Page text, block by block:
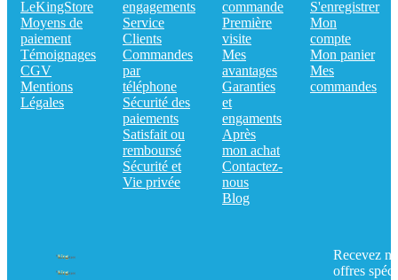
LeKingStore
Moyens de
paiement
Témoignages
CGV
Mentions
Légales
engagements
Service
Clients
Commandes
par
téléphone
Sécurité des
paiements
Satisfait ou
remboursé
Sécurité et
Vie privée
commande
Première
visite
Mes
avantages
Garanties
et
engaments
Après
mon achat
Contactez-
nous
Blog
S'enregistrer
Mon
compte
Mon panier
Mes
commandes
Recevez
offres